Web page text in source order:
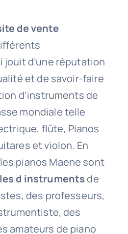
de vente
d’une réputation
et de savoir-faire
d’instruments de
mondiale telle
flûte, Pianos
et violon. En
pianos Maene sont
d instrumentsde
des professeurs,
des
amateurs de piano